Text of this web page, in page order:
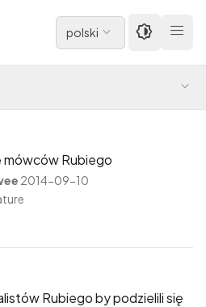
polski
mówców Rubiego
2014-09-10
Rubiego by podzielili się